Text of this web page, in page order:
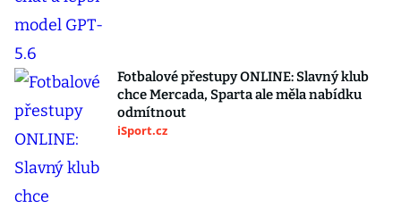
Fotbalové přestupy ONLINE: Slavný klub
chce Mercada, Sparta ale měla nabídku
odmítnout
iSport.cz